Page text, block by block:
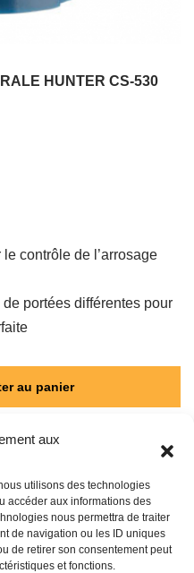
aux
utilisons des technologies
accéder aux informations des
nous permettra de traiter
de navigation ou les ID uniques
de retirer son consentement peut
et fonctions.
HUNTER CS-530
contrôle de l’arrosage
portées différentes pour
au panier